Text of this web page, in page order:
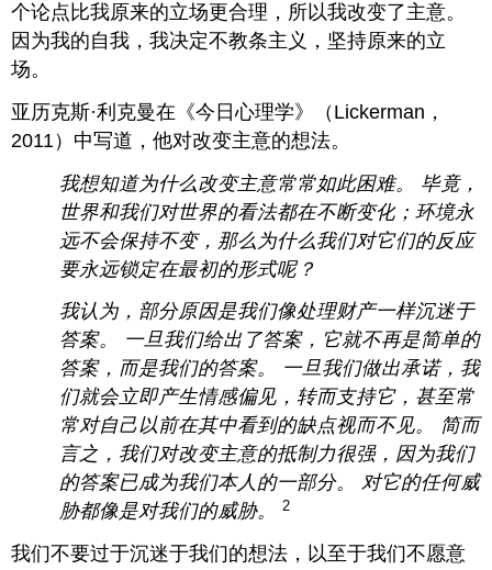
个论点比我原来的立场更合理，所以我改变了主意。
因为我的自我，我决定不教条主义，坚持原来的立
场。
亚历克斯·利克曼在《今日心理学》（Lickerman，
2011）中写道，他对改变主意的想法。
我想知道为什么改变主意常常如此困难。 毕竟，
世界和我们对世界的看法都在不断变化；环境永
远不会保持不变，那么为什么我们对它们的反应
要永远锁定在最初的形式呢？
我认为，部分原因是我们像处理财产一样沉迷于
答案。 一旦我们给出了答案，它就不再是简单的
答案，而是我们的答案。 一旦我们做出承诺，我
们就会立即产生情感偏见，转而支持它，甚至常
常对自己以前在其中看到的缺点视而不见。 简而
言之，我们对改变主意的抵制力很强，因为我们
的答案已成为我们本人的一部分。 对它的任何威
胁都像是对我们的威胁。2
我们不要过于沉迷于我们的想法，以至于我们不愿意